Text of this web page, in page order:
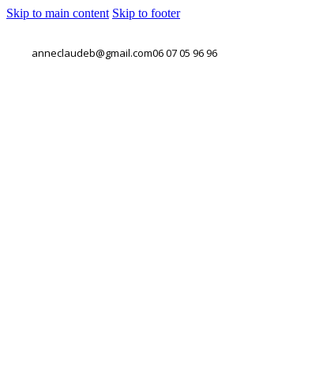
Skip to main content Skip to footer
anneclaudeb@gmail.com06 07 05 96 96